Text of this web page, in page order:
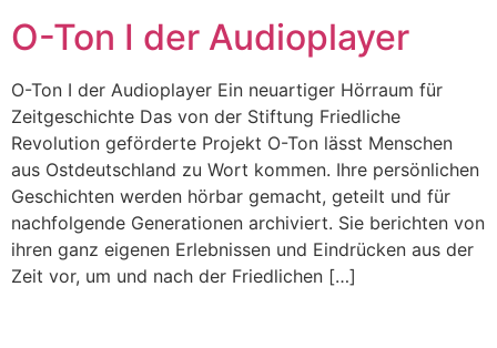
O-Ton I der Audioplayer
O-Ton I der Audioplayer Ein neuartiger Hörraum für
Zeitgeschichte Das von der Stiftung Friedliche
Revolution geförderte Projekt O-Ton lässt Menschen
aus Ostdeutschland zu Wort kommen. Ihre persönlichen
Geschichten werden hörbar gemacht, geteilt und für
nachfolgende Generationen archiviert. Sie berichten von
ihren ganz eigenen Erlebnissen und Eindrücken aus der
Zeit vor, um und nach der Friedlichen […]